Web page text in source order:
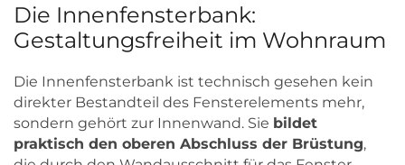
Die Innenfensterbank:
Gestaltungsfreiheit im Wohnraum
Die Innenfensterbank ist technisch gesehen kein
direkter Bestandteil des Fensterelements mehr,
sondern gehört zur Innenwand. Sie bildet
praktisch den oberen Abschluss der Brüstung,